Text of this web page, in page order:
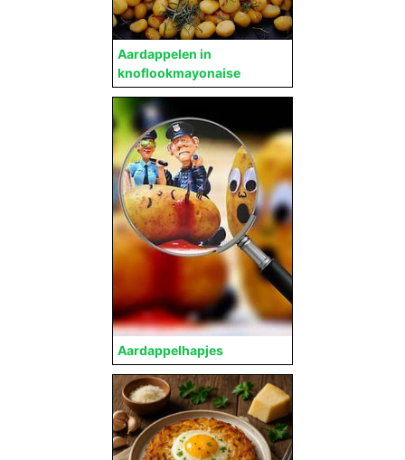
Aardappelen in
knoflookmayonaise
Aardappelhapjes